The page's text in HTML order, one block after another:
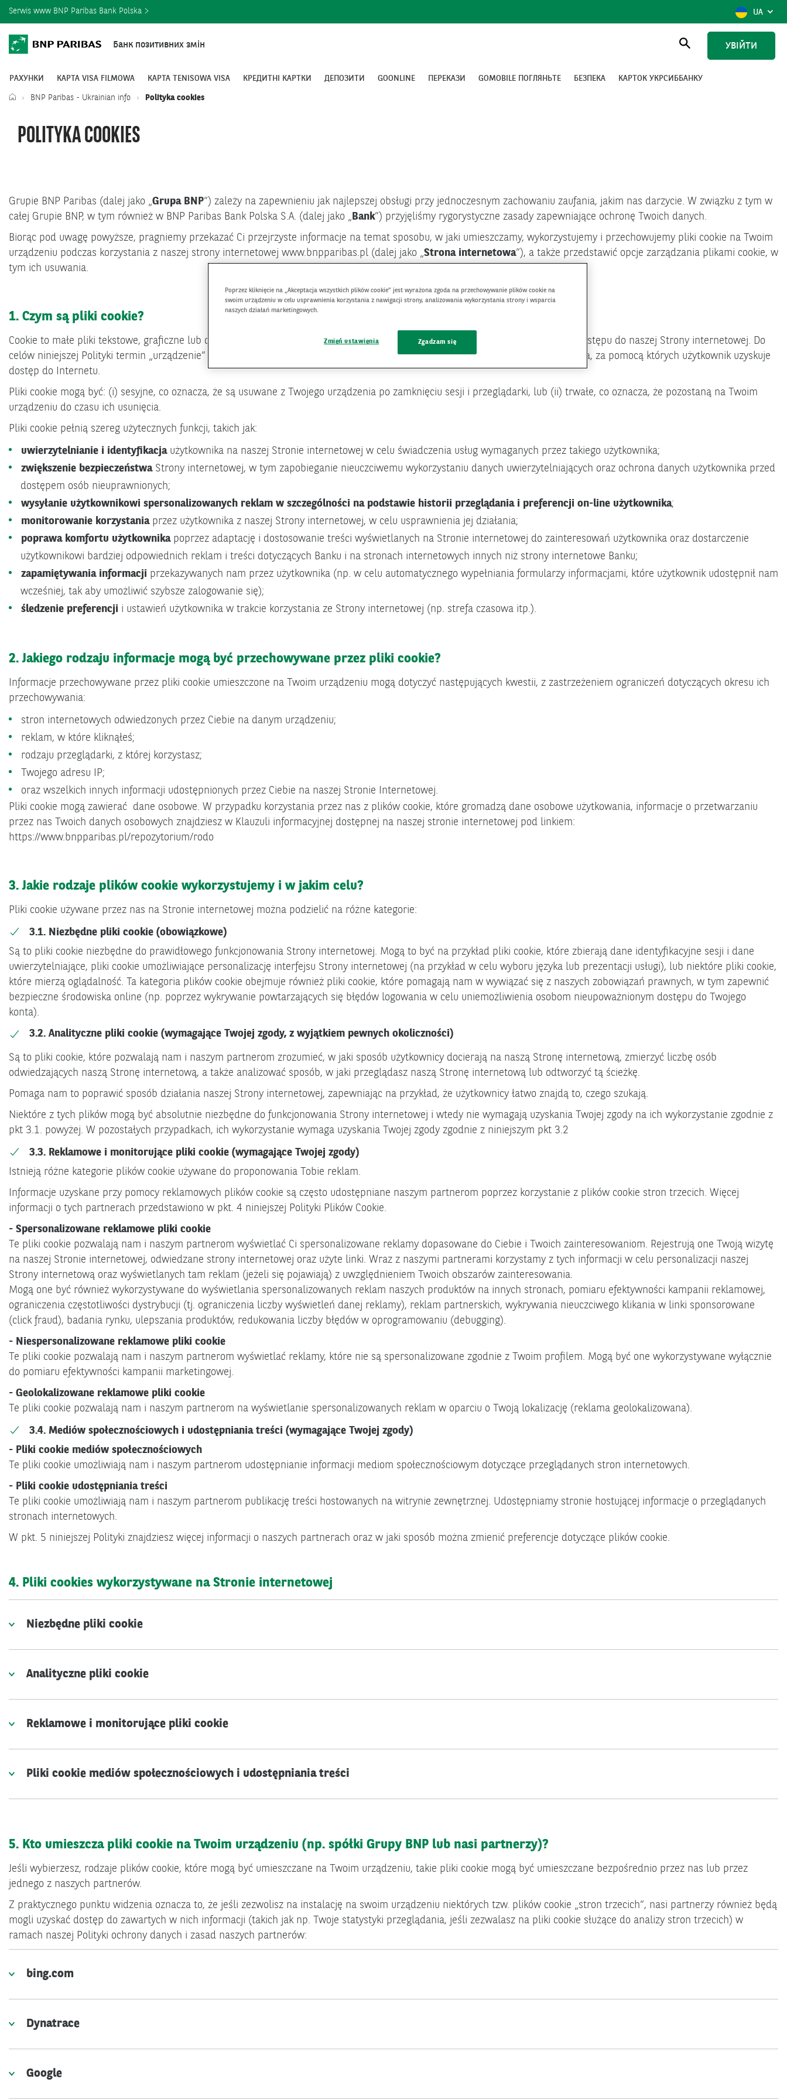
Serwis www BNP Paribas Bank Polska
МОВА
UA
Банк позитивних змін
Пошук
УВІЙТИ
РАХУНКИ КАРТА VISA FILMOWA КАРТА TENISOWA VISA КРЕДИТНІ КАРТКИ ДЕПОЗИТИ GOONLINE ПЕРЕКАЗИ GOMOBILE ПОГЛЯНЬТЕ БЕЗПЕКА КАРТОК УКРСИББАНКУ
BNP Paribas - Ukrainian info Polityka cookies
POLITYKA COOKIES
Grupie BNP Paribas (dalej jako „Grupa BNP”) zależy na zapewnieniu jak najlepszej obsługi przy jednoczesnym zachowaniu zaufania, jakim nas darzycie. W związku z tym w
całej Grupie BNP, w tym również w BNP Paribas Bank Polska S.A. (dalej jako „ Bank”) przyjęliśmy rygorystyczne zasady zapewniające ochronę Twoich danych.
Biorąc pod uwagę powyższe, pragniemy przekazać Ci przejrzyste informacje na temat sposobu, w jaki umieszczamy, wykorzystujemy i przechowujemy pliki cookie na Twoim
urządzeniu podczas korzystania z naszej strony internetowej www.bnpparibas.pl (dalej jako „Strona internetowa”), a także przedstawić opcje zarządzania plikami cookie, w
tym ich usuwania.
1. Czym są pliki cookie?
Cookie to małe pliki tekstowe, graficzne lub oprogramowanie, które są umieszczane na Twoim urządzeniu podczas uzyskiwania dostępu do naszej Strony internetowej. Do
celów niniejszej Polityki termin „urządzenie” oznacza w szczególności komputery, smartfony, tablety oraz wszelkie inne urządzenia, za pomocą których użytkownik uzyskuje
dostęp do Internetu.
Pliki cookie mogą być: (i) sesyjne, co oznacza, że są usuwane z Twojego urządzenia po zamknięciu sesji i przeglądarki, lub (ii) trwałe, co oznacza, że pozostaną na Twoim
urządzeniu do czasu ich usunięcia.
Pliki cookie pełnią szereg użytecznych funkcji, takich jak:
uwierzytelnianie i identyfikacjaużytkownika na naszej Stronie internetowej w celu świadczenia usług wymaganych przez takiego użytkownika;
zwiększenie bezpieczeństwaStrony internetowej, w tym zapobieganie nieuczciwemu wykorzystaniu danych uwierzytelniających oraz ochrona danych użytkownika przed
dostępem osób nieuprawnionych;
wysyłanie użytkownikowi spersonalizowanych reklam w szczególności na podstawie historii przeglądania i preferencji on-line użytkownika;
monitorowanie korzystaniaprzez użytkownika z naszej Strony internetowej, w celu usprawnienia jej działania;
poprawa komfortu użytkownikapoprzez adaptację i dostosowanie treści wyświetlanych na Stronie internetowej do zainteresowań użytkownika oraz dostarczenie
użytkownikowi bardziej odpowiednich reklam i treści dotyczących Banku i na stronach internetowych innych niż strony internetowe Banku;
zapamiętywania informacji przekazywanych nam przez użytkownika (np. w celu automatycznego wypełniania formularzy informacjami, które użytkownik udostępnił nam
wcześniej, tak aby umożliwić szybsze zalogowanie się);
śledzenie preferencji i ustawień użytkownika w trakcie korzystania ze Strony internetowej (np. strefa czasowa itp.).
2. Jakiego rodzaju informacje mogą być przechowywane przez pliki cookie?
Informacje przechowywane przez pliki cookie umieszczone na Twoim urządzeniu mogą dotyczyć następujących kwestii, z zastrzeżeniem ograniczeń dotyczących okresu ich
przechowywania:
stron internetowych odwiedzonych przez Ciebie na danym urządzeniu;
reklam, w które kliknąłeś;
rodzaju przeglądarki, z której korzystasz;
Twojego adresu IP;
oraz wszelkich innych informacji udostępnionych przez Ciebie na naszej Stronie Internetowej.
Pliki cookie mogą zawierać dane osobowe. W przypadku korzystania przez nas z plików cookie, które gromadzą dane osobowe użytkowania, informacje o przetwarzaniu
przez nas Twoich danych osobowych znajdziesz w Klauzuli informacyjnej dostępnej na naszej stronie internetowej pod linkiem:
https://www.bnpparibas.pl/repozytorium/rodo
3. Jakie rodzaje plików cookie wykorzystujemy i w jakim celu?
Pliki cookie używane przez nas na Stronie internetowej można podzielić na różne kategorie:
3.1. Niezbędne pliki cookie (obowiązkowe)
Są to pliki cookie niezbędne do prawidłowego funkcjonowania Strony internetowej. Mogą to być na przykład pliki cookie, które zbierają dane identyfikacyjne sesji i dane
uwierzytelniające, pliki cookie umożliwiające personalizację interfejsu Strony internetowej (na przykład w celu wyboru języka lub prezentacji usługi), lub niektóre pliki cookie,
które mierzą oglądalność. Ta kategoria plików cookie obejmuje również pliki cookie, które pomagają nam w wywiązać się z naszych zobowiązań prawnych, w tym zapewnić
bezpieczne środowiska online (np. poprzez wykrywanie powtarzających się błędów logowania w celu uniemożliwienia osobom nieupoważnionym dostępu do Twojego
konta).
3.2. Analityczne pliki cookie (wymagające Twojej zgody, z wyjątkiem pewnych okoliczności)
Są to pliki cookie, które pozwalają nam i naszym partnerom zrozumieć, w jaki sposób użytkownicy docierają na naszą Stronę internetową, zmierzyć liczbę osób
odwiedzających naszą Stronę internetową, a także analizować sposób, w jaki przeglądasz naszą Stronę internetową lub odtworzyć tą ścieżkę.
Pomaga nam to poprawić sposób działania naszej Strony internetowej, zapewniając na przykład, że użytkownicy łatwo znajdą to, czego szukają.
Niektóre z tych plików mogą być absolutnie niezbędne do funkcjonowania Strony internetowej i wtedy nie wymagają uzyskania Twojej zgody na ich wykorzystanie zgodnie z
pkt 3.1. powyżej. W pozostałych przypadkach, ich wykorzystanie wymaga uzyskania Twojej zgody zgodnie z niniejszym pkt 3.2
3.3. Reklamowe i monitorujące pliki cookie (wymagające Twojej zgody)
Istnieją różne kategorie plików cookie używane do proponowania Tobie reklam.
Informacje uzyskane przy pomocy reklamowych plików cookie są często udostępniane naszym partnerom poprzez korzystanie z plików cookie stron trzecich. Więcej
informacji o tych partnerach przedstawiono w pkt. 4 niniejszej Polityki Plików Cookie.
- Spersonalizowane reklamowe pliki cookie
Te pliki cookie pozwalają nam i naszym partnerom wyświetlać Ci spersonalizowane reklamy dopasowane do Ciebie i Twoich zainteresowaniom. Rejestrują one Twoją wizytę
na naszej Stronie internetowej, odwiedzane strony internetowej oraz użyte linki. Wraz z naszymi partnerami korzystamy z tych informacji w celu personalizacji naszej
Strony internetową oraz wyświetlanych tam reklam (jeżeli się pojawiają) z uwzględnieniem Twoich obszarów zainteresowania.
Mogą one być również wykorzystywane do wyświetlania spersonalizowanych reklam naszych produktów na innych stronach, pomiaru efektywności kampanii reklamowej,
ograniczenia częstotliwości dystrybucji (tj. ograniczenia liczby wyświetleń danej reklamy), reklam partnerskich, wykrywania nieuczciwego klikania w linki sponsorowane
(click fraud), badania rynku, ulepszania produktów, redukowania liczby błędów w oprogramowaniu (debugging).
- Niespersonalizowane reklamowe pliki cookie
Te pliki cookie pozwalają nam i naszym partnerom wyświetlać reklamy, które nie są spersonalizowane zgodnie z Twoim profilem. Mogą być one wykorzystywane wyłącznie
do pomiaru efektywności kampanii marketingowej.
- Geolokalizowane reklamowe pliki cookie
Te pliki cookie pozwalają nam i naszym partnerom na wyświetlanie spersonalizowanych reklam w oparciu o Twoją lokalizację (reklama geolokalizowana).
3.4. Mediów społecznościowych i udostępniania treści (wymagające Twojej zgody)
- Pliki cookie mediów społecznościowych
Te pliki cookie umożliwiają nam i naszym partnerom udostępnianie informacji mediom społecznościowym dotyczące przeglądanych stron internetowych.
- Pliki cookie udostępniania treści
Te pliki cookie umożliwiają nam i naszym partnerom publikację treści hostowanych na witrynie zewnętrznej. Udostępniamy stronie hostującej informacje o przeglądanych
stronach internetowych.
W pkt. 5 niniejszej Polityki znajdziesz więcej informacji o naszych partnerach oraz w jaki sposób można zmienić preferencje dotyczące plików cookie.
4. Pliki cookies wykorzystywane na Stronie internetowej
Niezbędne pliki cookie
Analityczne pliki cookie
Reklamowe i monitorujące pliki cookie
Pliki cookie mediów społecznościowych i udostępniania treści
5. Kto umieszcza pliki cookie na Twoim urządzeniu (np. spółki Grupy BNP lub nasi partnerzy)?
Jeśli wybierzesz, rodzaje plików cookie, które mogą być umieszczane na Twoim urządzeniu, takie pliki cookie mogą być umieszczane bezpośrednio przez nas lub przez
jednego z naszych partnerów.
Z praktycznego punktu widzenia oznacza to, że jeśli zezwolisz na instalację na swoim urządzeniu niektórych tzw. plików cookie „stron trzecich”, nasi partnerzy również będą
mogli uzyskać dostęp do zawartych w nich informacji (takich jak np. Twoje statystyki przeglądania, jeśli zezwalasz na pliki cookie służące do analizy stron trzecich) w
ramach naszej Polityki ochrony danych i zasad naszych partnerów:
bing.com
Dynatrace
Google
Poprzez kliknięcie na „Akceptacja wszystkich plików cookie” jest wyrażona zgoda na przechowywanie plików cookie na
swoim urządzeniu w celu usprawnienia korzystania z nawigacji strony, analizowania wykorzystania strony i wsparcia
naszych działań marketingowych.
Zmień ustawienia Zgadzam się